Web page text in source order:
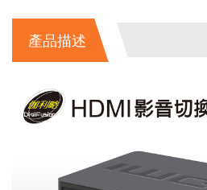
產品描述